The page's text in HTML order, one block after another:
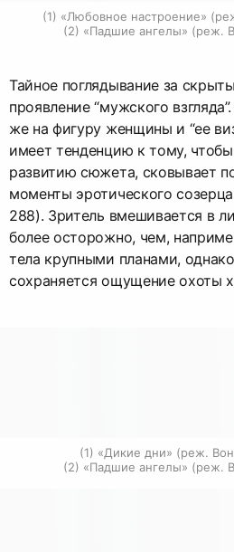
(1) «Любовное настроение»
(2) «Падшие ангелы» (реж.
Тайное поглядывание за
проявление “мужского
же на фигуру женщины и “ее
имеет тенденцию к тому, чтобы
развитию сюжета, сковывает
моменты эротического
288). Зритель вмешивается в
более осторожно, чем,
тела крупными планами,
сохраняется ощущение охоты
(1) «Дикие дни» (реж.
(2) «Падшие ангелы» (реж.